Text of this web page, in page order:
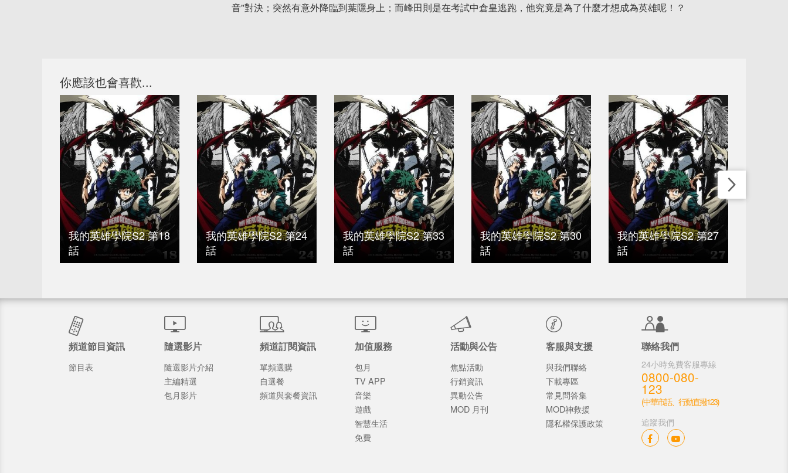
音"對決；突然有意外降臨到葉隱身上；而峰田則是在考試中倉皇逃跑，他究竟是為了什麼才想成為英雄呢！？
你應該也會喜歡...
我的英雄學院S2 第18
話
我的英雄學院S2 第24
話
我的英雄學院S2 第33
話
我的英雄學院S2 第30
話
我的英雄學院S2 第27
話
頻道節目資訊
節目表
隨選影片
隨選影片介紹
主編精選
包月影片
頻道訂閱資訊
單頻選購
自選餐
頻道與套餐資訊
加值服務
包月
TV APP
音樂
遊戲
智慧生活
免費
活動與公告
焦點活動
行銷資訊
異動公告
MOD 月刊
客服與支援
與我們聯絡
下載專區
常見問答集
MOD神救援
隱私權保護政策
聯絡我們
24小時免費客服專線
0800-080-
123
(中華市話、行動直撥123)
追蹤我們